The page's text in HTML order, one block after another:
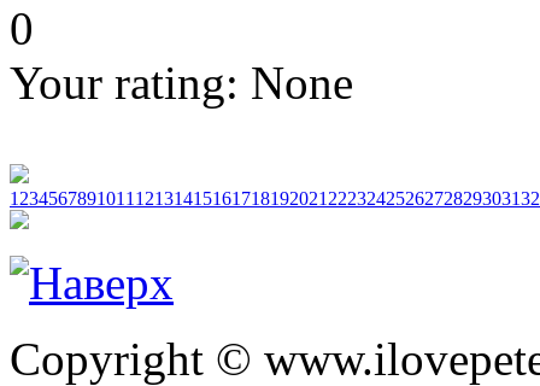
0
Your rating: None
1 234567891011 12131415161718192021 2223242526272829303132
Copyright ©